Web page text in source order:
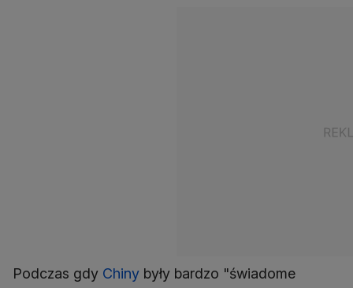
Podczas gdy Chiny były bardzo "świadome